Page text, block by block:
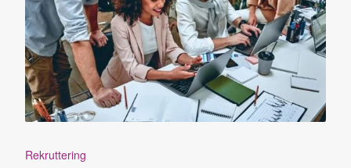
Rekruttering